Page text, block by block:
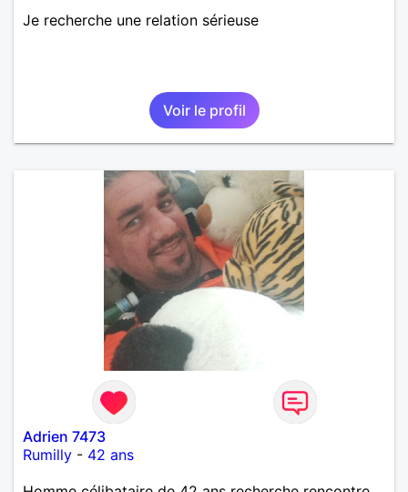
Je recherche une relation sérieuse
Voir le profil
Adrien 7473
Rumilly - 42 ans